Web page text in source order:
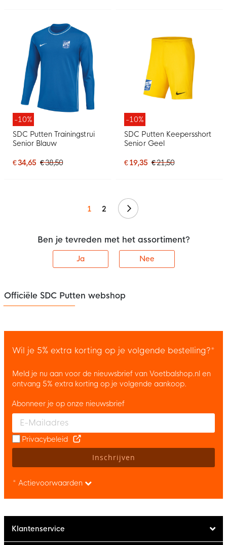
-10%
SDC Putten Trainingstrui
Senior Blauw
€ 34,65 € 38,50
-10%
SDC Putten Keepersshort
Senior Geel
€ 19,35 € 21,50
1 2 Volgende
Ben je tevreden met het assortiment?
Ja Nee
Officiële SDC Putten webshop
Wil je 5% extra korting op je volgende bestelling?*
Meld je nu aan voor de nieuwsbrief van Voetbalshop.nl en
ontvang 5% extra korting op je volgende aankoop.
Enter your email and accept the privacy policy to subscribe to
Abonneer je op onze nieuwsbrief
Privacybeleid
Inschrijven
* Actievoorwaarden
Klantenservice